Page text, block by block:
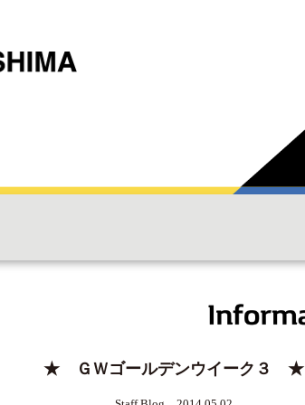
★ ＧＷゴールデンウイーク３ ★